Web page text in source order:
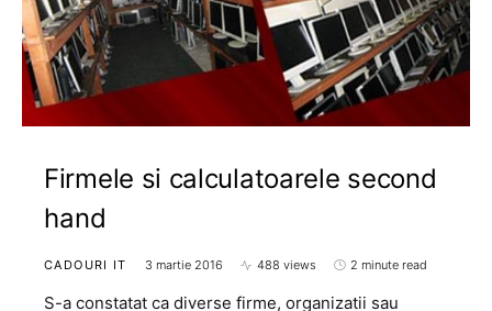
Firmele si calculatoarele second
hand
CADOURI IT 3 martie 2016 488 views 2 minute read
S-a constatat ca diverse firme, organizatii sau